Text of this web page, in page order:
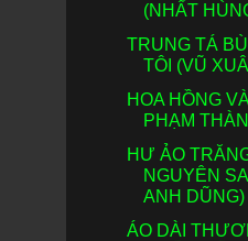
(NHẤT
TRUNG TÁ
TÔI (VŨ
HOA HỒNG
PHẠM
HƯ ẢO
NGUYÊN
ANH DŨNG)
ÁO DÀI